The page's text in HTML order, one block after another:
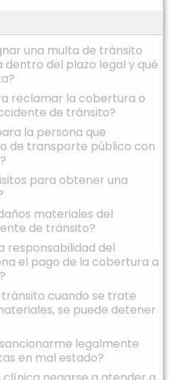
una multa de tránsito
dentro del plazo legal y qué
reclamar la cobertura o
de tránsito?
la persona que
de transporte público con
para obtener una
materiales del
de tránsito?
responsabilidad del
el pago de la cobertura a
cuando se trate
se puede detener
legalmente
en mal estado?